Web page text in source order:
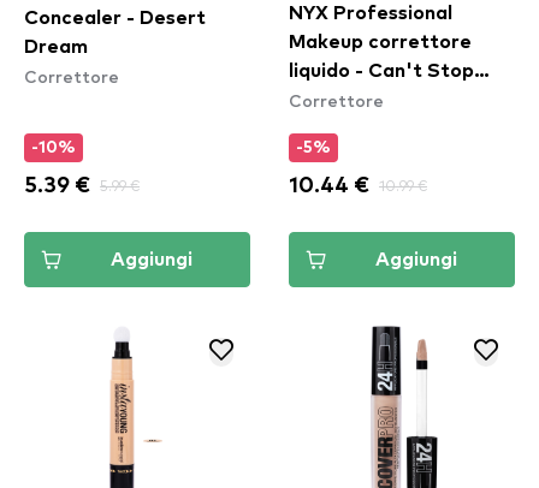
Concealer - Desert
Dream
Correttore
-10%
5.39 € 5.99 €
Aggiungi
NYX Professional
Makeup correttore
liquido - Can't Stop
Won't Stop Contour
Correttore
-5%
10.44 € 10.99 €
Aggiungi